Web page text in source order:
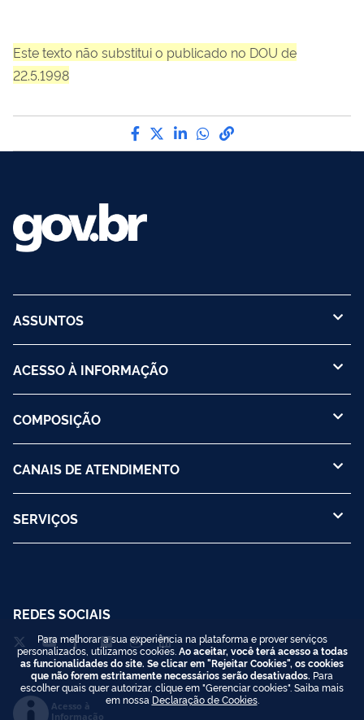
Este texto não substitui o publicado no DOU de
22.5.1998
Compartilhe por Facebook
Compartilhe por Twitter
Compartilhe por
Compartilhe por
link para Copiar
ASSUNTOS
ACESSO À INFORMAÇÃO
COMPOSIÇÃO
CANAIS DE ATENDIMENTO
SERVIÇOS
REDES SOCIAIS
Acesso à
Informação
Para melhorar a sua experiência na plataforma e prover serviços
personalizados, utilizamos cookies. Ao aceitar, você terá acesso a todas
as funcionalidades do site. Se clicar em "Rejeitar Cookies", os cookies
que não forem estritamente necessários serão desativados. Para
escolher quais quer autorizar, clique em "Gerenciar cookies". Saiba mais
em nossa Declaração de Cookies.